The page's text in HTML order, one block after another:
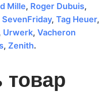
Mille, Roger Dubuis,
SevenFriday, Tag Heuer,
Urwerk, Vacheron
, Zenith.
товар